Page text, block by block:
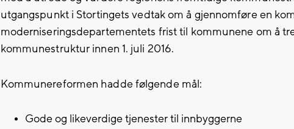
utgangspunkt i Stortingets vedtak om å gjennomføre en
moderniseringsdepartementets frist til kommunene om å
kommunestruktur innen 1. juli 2016.
Kommunereformen hadde følgende mål:
Gode og likeverdige tjenester til innbyggerne